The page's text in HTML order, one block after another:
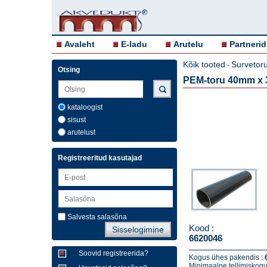
Avaleht E-ladu Arutelu Partnerid
Otsing
kataloogist
sisust
arutelust
Registreeritud kasutajad
Salvesta salasõna
Soovid registreerida?
Kõik tooted -
PEM-toru 40mm x
Kood :
6620046
Kogus ühes pakendis :